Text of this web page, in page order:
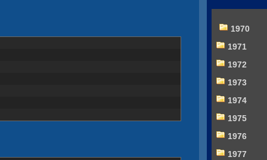
1970
1971
1972
1973
1974
1975
1976
1977